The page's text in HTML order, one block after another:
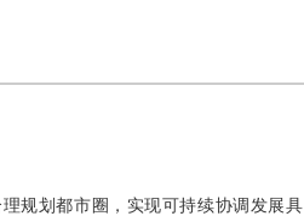
规划都市圈，实现可持续协调发展具